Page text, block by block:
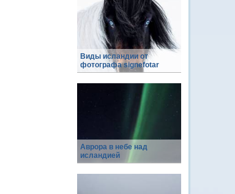
Виды исландии от
фотографа signefotar
Аврора в небе над
исландией